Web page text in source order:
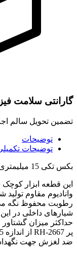
گارانتی سلامت
تضمین تحویل سالم
توضیحات
توضیحات
بکس تکی 15 میلیمتری 6 پر رونیکس کد RH-2667
این قطعه ابزار
وانادیوم مقاوم
رطوبت محفوظ نگه می
شیارهای داخلی در
ضد لغزش جهت